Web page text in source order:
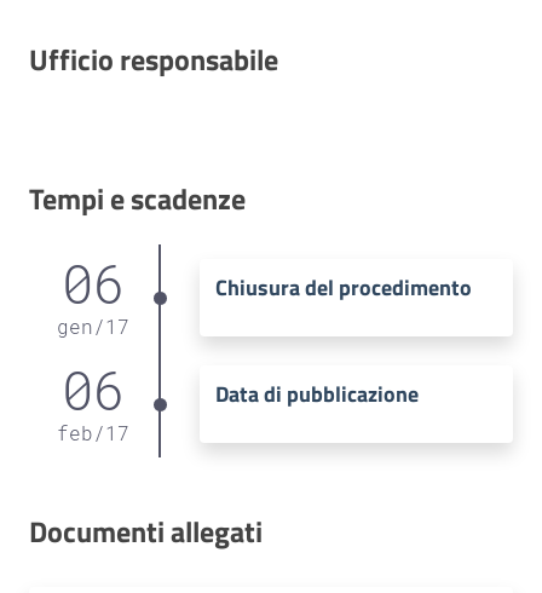
Ufficio responsabile
Tempi e scadenze
06
gen/17
Chiusura del procedimento
06
feb/17
Data di pubblicazione
Documenti allegati